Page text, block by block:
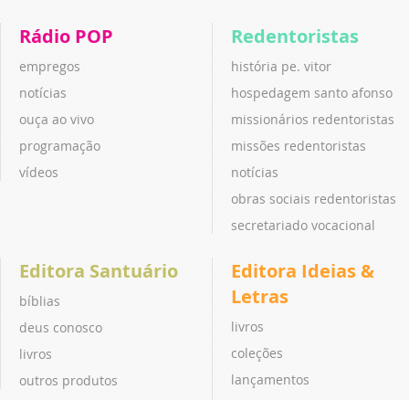
Rádio POP
empregos
notícias
ouça ao vivo
programação
vídeos
Redentoristas
história pe. vitor
hospedagem santo afonso
missionários redentoristas
missões redentoristas
notícias
obras sociais redentoristas
secretariado vocacional
Editora Santuário
bíblias
deus conosco
livros
outros produtos
Editora Ideias &
Letras
livros
coleções
lançamentos